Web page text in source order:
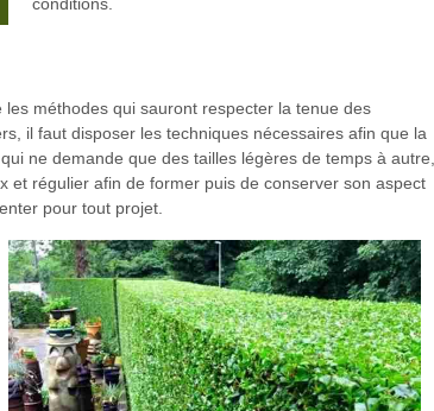
méthodes qui sauront respecter la tenue des
il faut disposer les techniques nécessaires afin que la
ne demande que des tailles légères de temps à autre,
et régulier afin de former puis de conserver son aspect
pour tout projet.